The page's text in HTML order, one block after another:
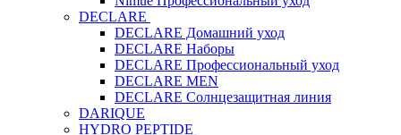
DECLARE
DECLARE Домашний уход
DECLARE Наборы
DECLARE Профессиональный уход
DECLARE MEN
DECLARE Солнцезащитная линия
DARIQUE
HYDRO PEPTIDE